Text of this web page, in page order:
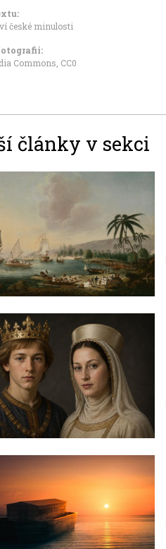
české minulosti
Commons CC0
články v sekci